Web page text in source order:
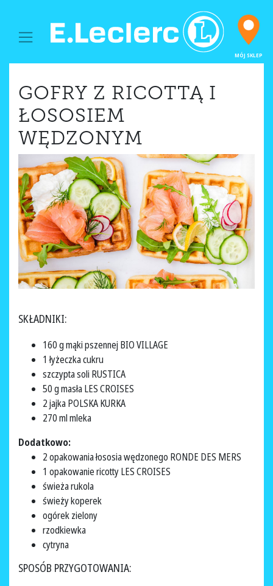
MAIN NAVIGATION
MÓJ SKLEP
GOFRY Z RICOTTĄ I
ŁOSOSIEM
WĘDZONYM
SKŁADNIKI:
160 g mąki pszennej BIO VILLAGE
1 łyżeczka cukru
szczypta soli RUSTICA
50 g masła LES CROISES
2 jajka POLSKA KURKA
270 ml mleka
Dodatkowo:
2 opakowania łososia wędzonego RONDE DES MERS
1 opakowanie ricotty LES CROISES
świeża rukola
świeży koperek
ogórek zielony
rzodkiewka
cytryna
SPOSÓB PRZYGOTOWANIA: